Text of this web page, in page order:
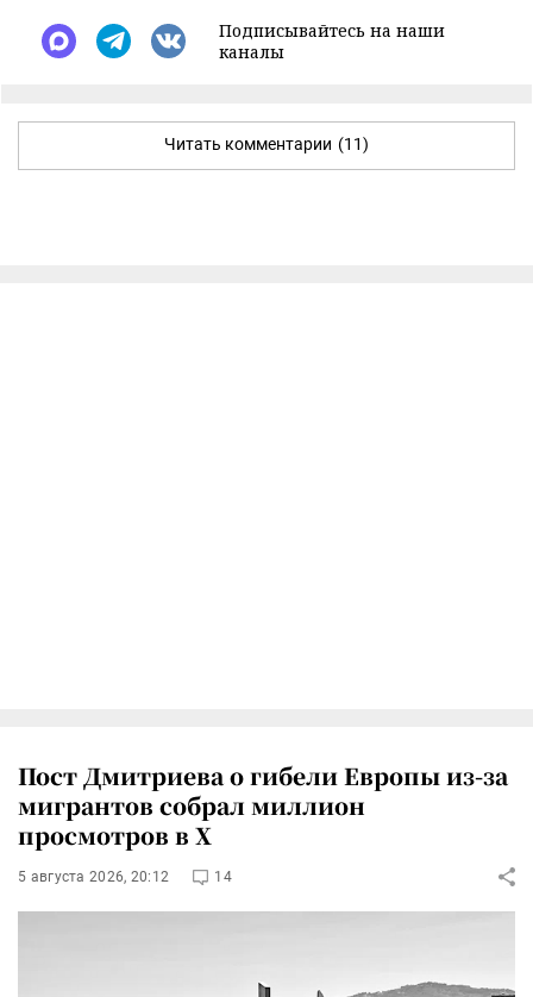
Подписывайтесь на наши
каналы
Читать комментарии (11)
Пост Дмитриева о гибели Европы из-за
мигрантов собрал миллион
просмотров в X
5 августа 2026, 20:12 14